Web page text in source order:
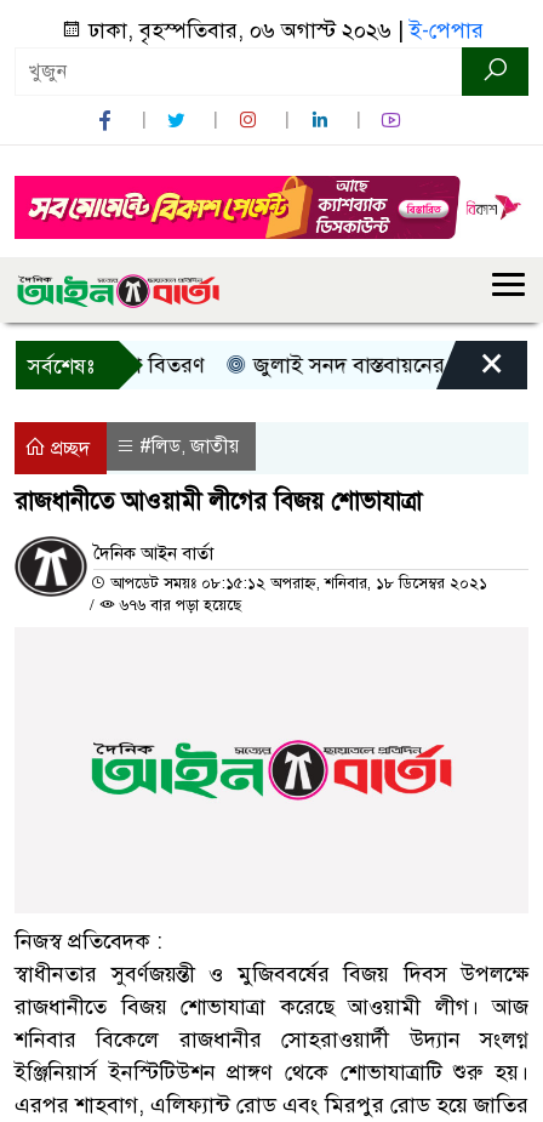
ঢাকা, বৃহস্পতিবার, ০৬ অগাস্ট ২০২৬ |ই-পেপার
সর্বশেষঃ
নগদ সহায়তা বিতরণ জুলাই সনদ বাস্তবায়নের দাবিতে×
প্রচ্ছদ #লিড,জাতীয়
রাজধানীতে আওয়ামী লীগের বিজয় শোভাযাত্রা
দৈনিক আইন বার্তা
আপডেট সময়ঃ ০৮:১৫:১২ অপরাহ্ন, শনিবার, ১৮ ডিসেম্বর ২০২১
/
৬৭৬ বার পড়া হয়েছে
নিজস্ব প্রতিবেদক :
স্বাধীনতার সুবর্ণজয়ন্তী ও মুজিববর্ষের বিজয় দিবস উপলক্ষে
রাজধানীতে বিজয় শোভাযাত্রা করেছে আওয়ামী লীগ। আজ
শনিবার বিকেলে রাজধানীর সোহরাওয়ার্দী উদ্যান সংলগ্ন
ইঞ্জিনিয়ার্স ইনস্টিটিউশন প্রাঙ্গণ থেকে শোভাযাত্রাটি শুরু হয়।
এরপর শাহবাগ, এলিফ্যান্ট রোড এবং মিরপুর রোড হয়ে জাতির